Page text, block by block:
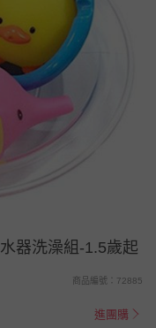
器洗澡組-1.5歲起
商品編號：72885
進團購